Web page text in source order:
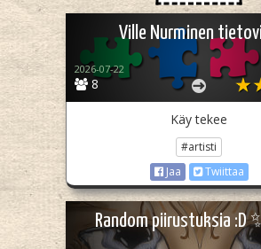
Ville Nurminen
8
2026-07-22
Käy tekee
#artisti
Jaa
Twiittaa
Random piirustuksia :D